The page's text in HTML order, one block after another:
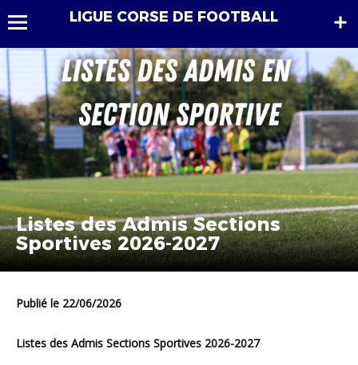
LIGUE CORSE DE FOOTBALL
Listes des Admis Sections
Sportives 2026-2027
Publié le 22/06/2026
Listes des Admis Sections Sportives 2026-2027